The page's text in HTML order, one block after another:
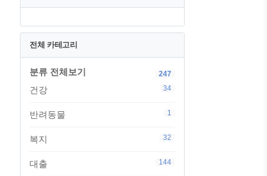
전체 카테고리
분류 전체보기 247
건강 34
반려동물 1
복지 32
대출 144